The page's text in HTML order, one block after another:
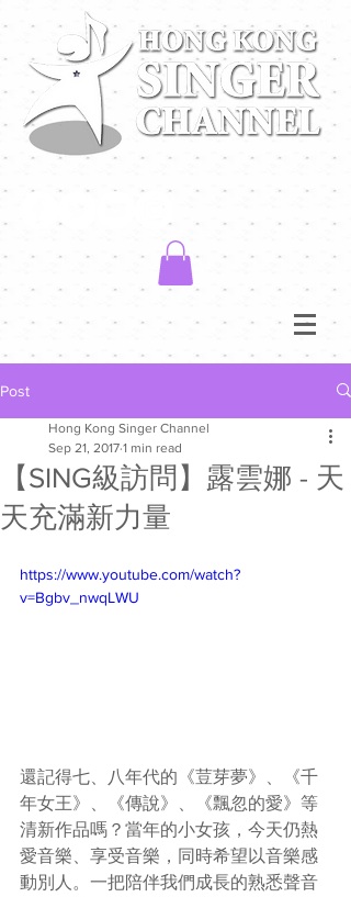
Post
【SING級訪問】露雲娜 - 天
天充滿新力量
Hong Kong Singer Channel
Sep 21, 2017 1 min read
https://www.youtube.com/watch?
v=Bgbv_nwqLWU
還記得七、八年代的《荳芽夢》、《千
年女王》、《傳說》、《飄忽的愛》等
清新作品嗎？當年的小女孩，今天仍熱
愛音樂、享受音樂，同時希望以音樂感
動別人。一把陪伴我們成長的熟悉聲音